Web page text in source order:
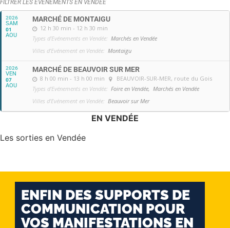
FILTRER LES EVÉNEMENTS EN VENDÉE
2026
SAM
01
AOU
MARCHÉ DE MONTAIGU
12 h 30 min - 12 h 30 min
Types d'Evénements en Vendée: Marchés en Vendée
Villes d'Evénement en Vendée: Montaigu
2026
VEN
07
AOU
MARCHÉ DE BEAUVOIR SUR MER
8 h 00 min - 13 h 00 min BEAUVOIR-SUR-MER, route du Gois
Types d'Evénements en Vendée: Foire en Vendée, Marchés en Vendée
Villes d'Evénement en Vendée: Beauvoir sur Mer
EN VENDÉE
Les sorties en Vendée
ENFIN DES SUPPORTS DE
COMMUNICATION POUR
VOS MANIFESTATIONS EN